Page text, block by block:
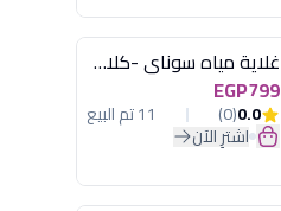
غلاية مياه سوناي -كلاسيك 2200 وات، 1.7 لتر زجاج اضائة ليد - MAR-3752
EGP799
0.0
(0) 11 تم البيع
اشترِ الآن